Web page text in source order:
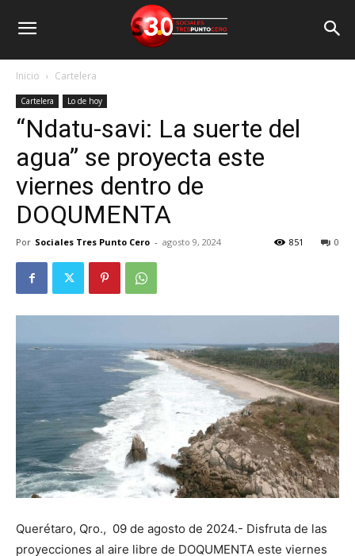
Inicio Cartelera
Cartelera Lo de hoy
“Ndatu-savi: La suerte del
agua” se proyecta este
viernes dentro de
DOQUMENTA
Por Sociales Tres Punto Cero - agosto 9, 2024 0
851
Querétaro, Qro., 09 de agosto de 2024.- Disfruta de las
proyecciones al aire libre de DOQUMENTA este viernes